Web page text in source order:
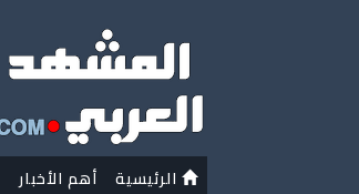
الرئيسية أهم الأخبار